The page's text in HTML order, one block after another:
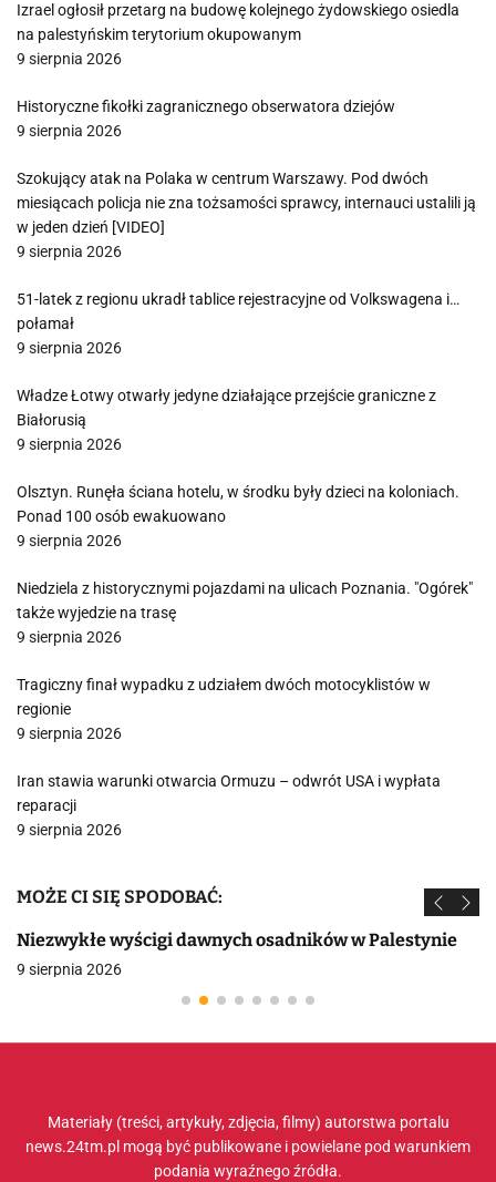
Izrael ogłosił przetarg na budowę kolejnego żydowskiego osiedla
na palestyńskim terytorium okupowanym
9 sierpnia 2026
Historyczne fikołki zagranicznego obserwatora dziejów
9 sierpnia 2026
Szokujący atak na Polaka w centrum Warszawy. Pod dwóch
miesiącach policja nie zna tożsamości sprawcy, internauci ustalili ją
w jeden dzień [VIDEO]
9 sierpnia 2026
51-latek z regionu ukradł tablice rejestracyjne od Volkswagena i…
połamał
9 sierpnia 2026
Władze Łotwy otwarły jedyne działające przejście graniczne z
Białorusią
9 sierpnia 2026
Olsztyn. Runęła ściana hotelu, w środku były dzieci na koloniach.
Ponad 100 osób ewakuowano
9 sierpnia 2026
Niedziela z historycznymi pojazdami na ulicach Poznania. "Ogórek"
także wyjedzie na trasę
9 sierpnia 2026
Tragiczny finał wypadku z udziałem dwóch motocyklistów w
regionie
9 sierpnia 2026
Iran stawia warunki otwarcia Ormuzu – odwrót USA i wypłata
reparacji
9 sierpnia 2026
MOŻE CI SIĘ SPODOBAĆ:
Niezwykłe wyścigi dawnych osadników w Palestynie
9 sierpnia 2026
Materiały (treści, artykuły, zdjęcia, filmy) autorstwa portalu
news.24tm.pl mogą być publikowane i powielane pod warunkiem
podania wyraźnego źródła.